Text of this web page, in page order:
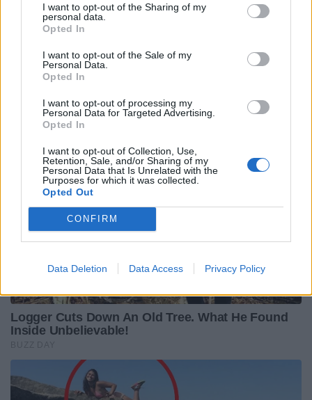
I want to opt-out of the Sharing of my
personal data.
Opted In
I want to opt-out of the Sale of my
Personal Data.
Opted In
I want to opt-out of processing my
Personal Data for Targeted Advertising.
Opted In
I want to opt-out of Collection, Use,
Retention, Sale, and/or Sharing of my
Personal Data that Is Unrelated with the
Purposes for which it was collected.
Opted Out
CONFIRM
Data Deletion Data Access Privacy Policy